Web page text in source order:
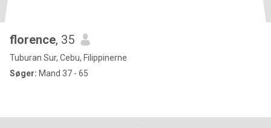
florence, 35
Tuburan Sur, Cebu, Filippinerne
Søger: Mand 37 - 65